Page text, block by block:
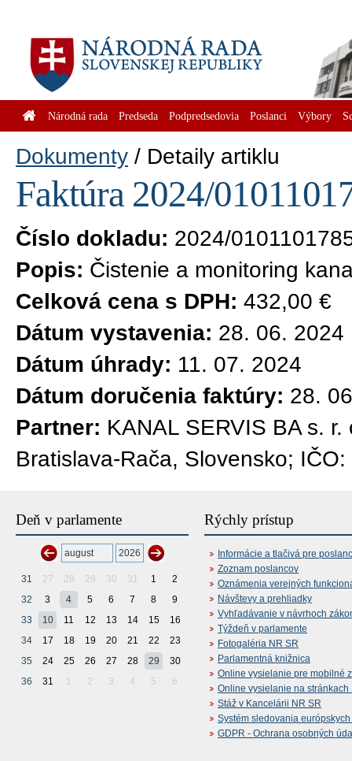
Národná rada Predseda Podpredsedovia Poslanci Výbory
Dokumenty Detaily artiklu
Faktúra 2024/
Číslo dokladu: 2024/
Popis: Čistenie a monitoring
Celková cena s DPH: 432,00 €
Dátum vystavenia: 28. 06. 2024
Dátum úhrady: 11. 07. 2024
Dátum doručenia faktúry: 28.
Partner: KANAL SERVIS BA s.
Bratislava-Rača, Slovensko;
Deň v parlamente
31 27 28 29 30 31 1
2
32
3 4 5 6 7 8
9
33
10 11 12 13 14 15
16
34
17 18 19 20 21 22
23
35
24 25 26 27 28 29
30
36
31 1 2 3 4 5 6
Rýchly prístup
Informácie a tlačivá pre
Zoznam poslancov
Oznámenia verejných
Návštevy a prehliadky
Vyhľadávanie v návrhoch
Týždeň v parlamente
Fotogaléria NR SR
Parlamentná knižnica
Online vysielanie pre mobilné
Online vysielanie na stránkach
Stáž v Kancelárii NR SR
Systém sledovania
GDPR - Ochrana osobných